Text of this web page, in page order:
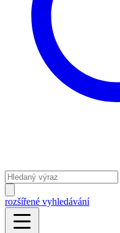
rozšířené vyhledávání